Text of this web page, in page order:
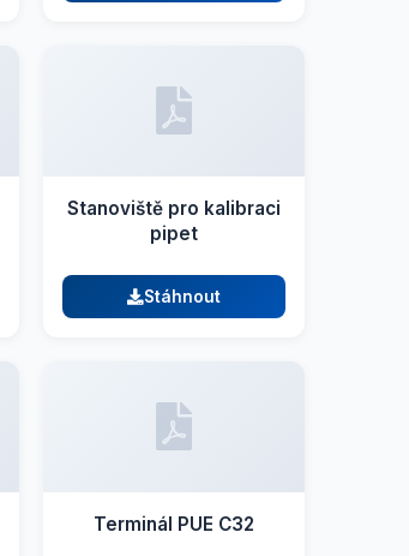
Stanoviště pro kalibraci
pipet
Stáhnout
Terminál PUE C32